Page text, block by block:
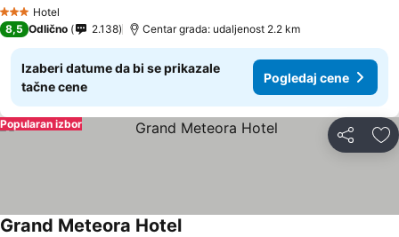
3 Zvezdice
Hotel
8,5 Odlično 2.138 Centar grada: udaljenost 2.2 km
Izaberi datume da bi se prikazale
tačne cene
Pogledaj cene
Deli
Popularan izbor
Grand Meteora Hotel